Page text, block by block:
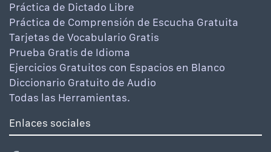
Práctica de Dictado Libre
Práctica de Comprensión de Escucha Gratuita
Tarjetas de Vocabulario Gratis
Prueba Gratis de Idioma
Ejercicios Gratuitos con Espacios en Blanco
Diccionario Gratuito de Audio
Todas las Herramientas.
Enlaces sociales